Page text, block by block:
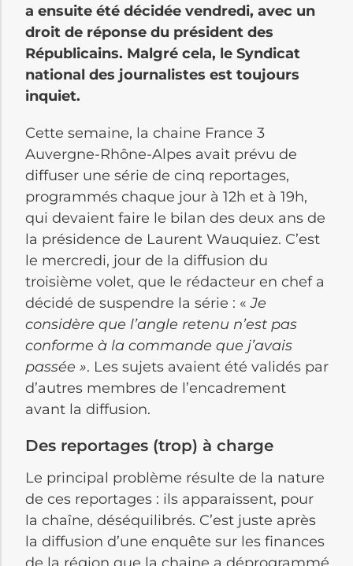
a ensuite été décidée vendredi, avec un
droit de réponse du président des
Républicains. Malgré cela, le Syndicat
national des journalistes est toujours
inquiet.
Cette semaine, la chaine France 3
Auvergne-Rhône-Alpes avait prévu de
diffuser une série de cinq reportages,
programmés chaque jour à 12h et à 19h,
qui devaient faire le bilan des deux ans de
la présidence de Laurent Wauquiez. C’est
le mercredi, jour de la diffusion du
troisième volet, que le rédacteur en chef a
décidé de suspendre la série : «Je
considère que l’angle retenu n’est pas
conforme à la commande que j’avais
passée ». Les sujets avaient été validés par
d’autres membres de l’encadrement
avant la diffusion.
Des reportages (trop) à charge
Le principal problème résulte de la nature
de ces reportages : ils apparaissent, pour
la chaîne, déséquilibrés. C’est juste après
la diffusion d’une enquête sur les finances